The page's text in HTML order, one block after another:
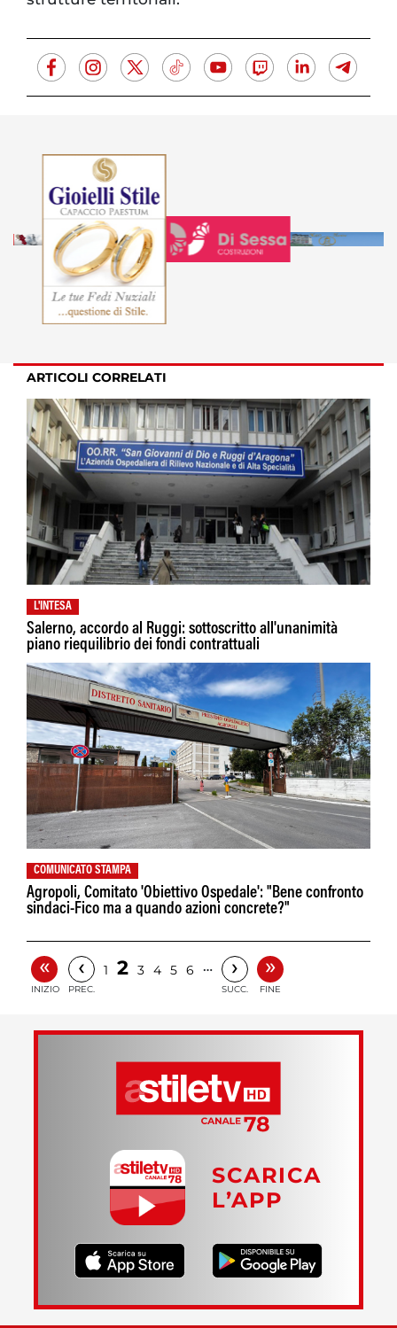
ARTICOLI CORRELATI
L'INTESA
Salerno, accordo al Ruggi: sottoscritto all'unanimità
piano riequilibrio dei fondi contrattuali
COMUNICATO STAMPA
Agropoli, Comitato 'Obiettivo Ospedale': "Bene confronto
sindaci-Fico ma a quando azioni concrete?"
«
INIZIO
‹
PREC.
1 2 3 4 5 6 … ›
SUCC.
»
FINE
SCARICA
L’APP